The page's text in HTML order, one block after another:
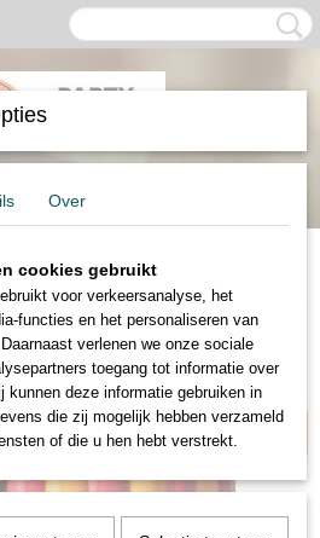
>Springkussen disco 4 meter
9 personen
Over
cookies gebruikt
voor verkeersanalyse, het
functies en het personaliseren van
verlenen we onze sociale
toegang tot informatie over
kunnen deze informatie gebruiken in
die zij mogelijk hebben verzameld
of die u hen hebt verstrekt.